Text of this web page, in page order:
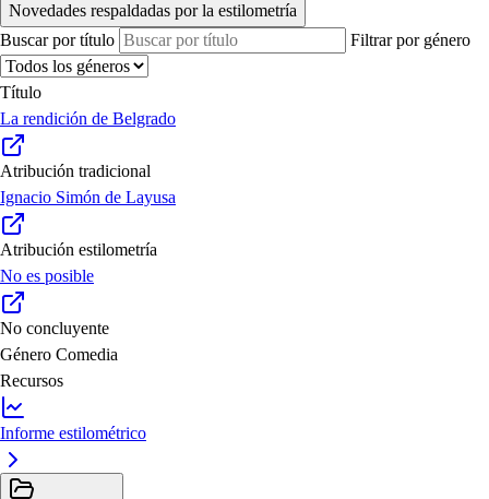
Novedades respaldadas por la estilometría
Buscar por título
Filtrar por género
Título
La rendición de Belgrado
Atribución tradicional
Ignacio Simón de Layusa
Atribución estilometría
No es posible
No concluyente
Género Comedia
Recursos
Informe estilométrico